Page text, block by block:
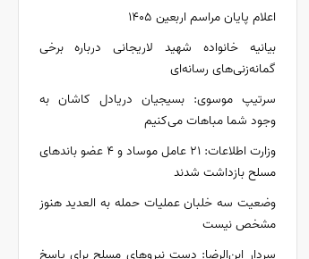
اعلام پایان مراسم اربعین ۱۴۰۵
بیانیه خانواده شهید لاریجانی درباره برخی
گمانه‌زنی‌های رسانه‌ای
سرتیپ موسوی: بسیجیان دریادل کاشان به
وجود شما مباهات می‌کنیم
وزارت اطلاعات: ۲۱ عامل موساد و ۴ عضو باند‌های
مسلح بازداشت شدند
وضعیت سه خلبان عملیات حمله به العدید هنوز
مشخص نیست
سردار ابن‌الرضا: دست نیرو‌های مسلح برای پاسخ